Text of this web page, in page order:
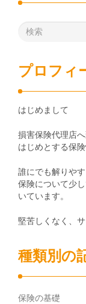
プロフィ
はじめまして
損害保険代理店
はじめとする保
誰にでも解りや
保険について少
いています。
堅苦しくなく、
種類別の
保険の基礎